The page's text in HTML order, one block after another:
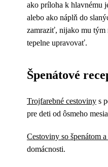
ako príloha k hlavnému
alebo ako náplň do
zamraziť, nijako mu tým
tepelne upravovať.
Špenátové
Trojfarebné cestoviny s
pre deti od ôsmeho
Cestoviny so špenátom
domácnosti.